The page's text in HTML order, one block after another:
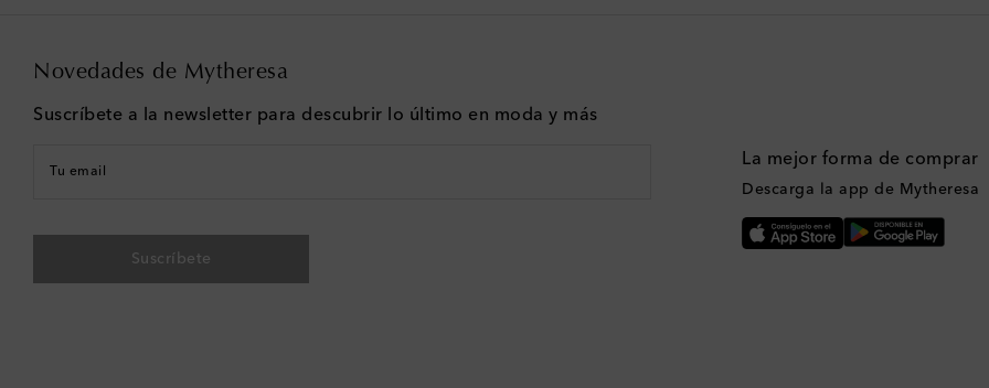
Novedades de Mytheresa
Suscríbete a la newsletter para descubrir lo último en moda y más
Tu email
Suscríbete
La mejor forma de comprar
Descarga la app de Mytheresa